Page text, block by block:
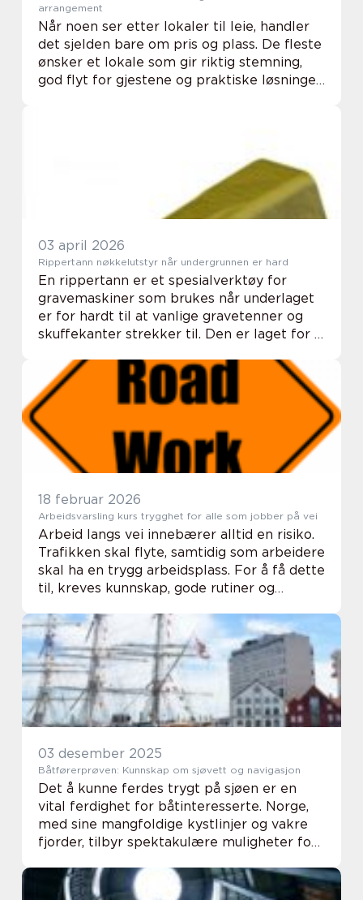
arrangement
Når noen ser etter lokaler til leie, handler
det sjelden bare om pris og plass. De fleste
ønsker et lokale som gir riktig stemning,
god flyt for gjestene og praktiske løsninger
03 april 2026
Rippertann nøkkelutstyr når undergrunnen er hard
En rippertann er et spesialverktøy for
gravemaskiner som brukes når underlaget
er for hardt til at vanlige gravetenner og
skuffekanter strekker til. Den er laget for å
frossen jord, sprengstein, morene eller a...
18 februar 2026
Arbeidsvarsling kurs trygghet for alle som jobber på vei
Arbeid langs vei innebærer alltid en risiko.
Trafikken skal flyte, samtidig som arbeidere
skal ha en trygg arbeidsplass. For å få dette
til, kreves kunnskap, gode rutiner og
Arbeidsvarsling kurs gir denne
kompetansen, o...
03 desember 2025
Båtførerprøven: Kunnskap om sjøvett og navigasjon
Det å kunne ferdes trygt på sjøen er en
vital ferdighet for båtinteresserte. Norge,
med sine mangfoldige kystlinjer og vakre
fjorder, tilbyr spektakulære muligheter for